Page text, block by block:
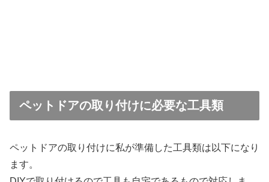
ペットドアの取り付けに必要な工具類
ペットドアの取り付けに私が準備した工具類は以下になり
ます。